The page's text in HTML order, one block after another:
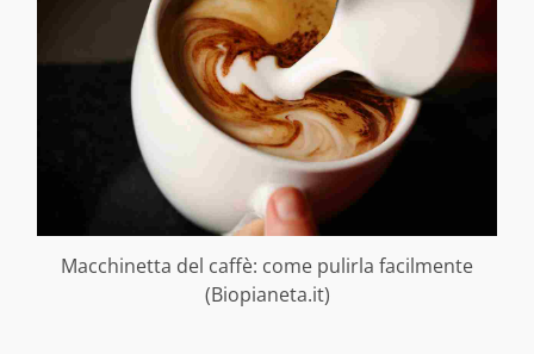
Macchinetta del caffè: come pulirla facilmente
(Biopianeta.it)